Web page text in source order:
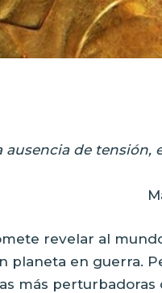
de tensión,
revelar al
en guerra.
más perturbadoras